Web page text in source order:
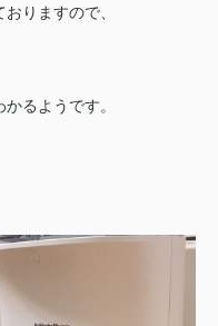
りますので、
るようです。